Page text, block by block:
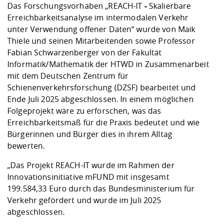
Das Forschungsvorhaben „REACH-IT -Skalierbare
Erreichbarkeitsanalyse im intermodalen Verkehr
unter Verwendung offener Daten“ wurde von Maik
Thiele und seinen Mitarbeitenden sowie Professor
Fabian Schwarzenberger von der Fakultät
Informatik/Mathematik der HTWD in Zusammenarbeit
mit dem Deutschen Zentrum für
Schienenverkehrsforschung (DZSF) bearbeitet und
Ende Juli 2025 abgeschlossen. In einem möglichen
Folgeprojekt wäre zu erforschen, was das
Erreichbarkeitsmaß für die Praxis bedeutet und wie
Bürgerinnen und Bürger dies in ihrem Alltag
bewerten.
„Das Projekt REACH-IT wurde im Rahmen der
Innovationsinitiative mFUND mit insgesamt
199.584,33 Euro durch das Bundesministerium für
Verkehr gefördert und wurde im Juli 2025
abgeschlossen.